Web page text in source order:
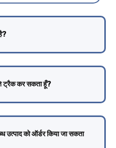
ट्रैक कर सकता हूँ?
उत्पाद को ऑर्डर किया जा सकता